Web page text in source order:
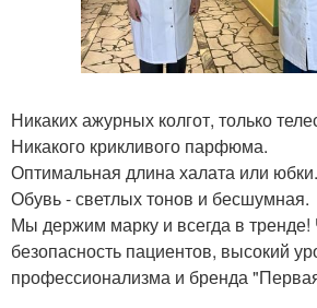
Никаких ажурных колгот, только
Никакого крикливого парфюма.
Оптимальная длина халата или юбки.
Обувь - светлых тонов и бесшумная.
Мы держим марку и всегда в тренде!
безопасность пациентов, высокий
профессионализма и бренда